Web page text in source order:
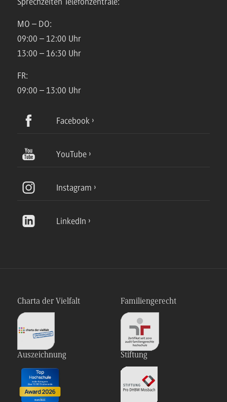
MO – DO:
09:00 – 12:00 Uhr
13:00 – 16:30 Uhr
FR:
09:00 – 13:00 Uhr
Facebook
YouTube
Instagram
LinkedIn
Charta der Vielfalt Familiengerecht
Auszeichnung Stiftung